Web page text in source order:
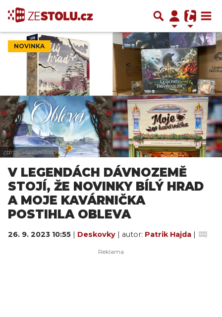
NOVINKA
zdroj: vlastní foto
V LEGENDÁCH DÁVNOZEMĚ
STOJÍ, ŽE NOVINKY BÍLÝ HRAD
A MOJE KAVÁRNIČKA
POSTIHLA OBLEVA
26. 9. 2023 10:55 | Deskovky | autor: Patrik Hajda |